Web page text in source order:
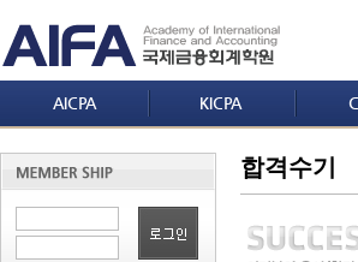
AICPA KICPA
합격수기